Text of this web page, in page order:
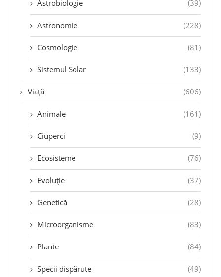
Astrobiologie (39)
Astronomie (228)
Cosmologie (81)
Sistemul Solar (133)
Viață (606)
Animale (161)
Ciuperci (9)
Ecosisteme (76)
Evoluție (37)
Genetică (28)
Microorganisme (83)
Plante (84)
Specii dispărute (49)